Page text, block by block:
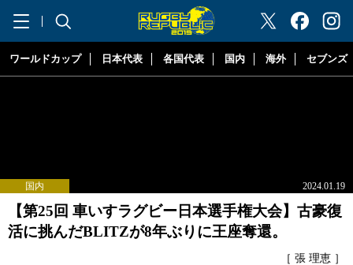
"ラグビーリパブリック"
ワールドカップ 日本代表 各国代表 国内 海外 セブンズ
国内 2024.01.19
【第25回 車いすラグビー日本選手権大会】古豪復
活に挑んだBLITZが8年ぶりに王座奪還。
［ 張 理恵 ］